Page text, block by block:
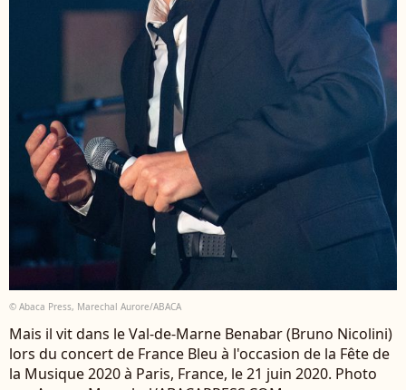
© Abaca Press, Marechal Aurore/ABACA
Mais il vit dans le Val-de-Marne Benabar (Bruno Nicolini)
lors du concert de France Bleu à l'occasion de la Fête de
la Musique 2020 à Paris, France, le 21 juin 2020. Photo